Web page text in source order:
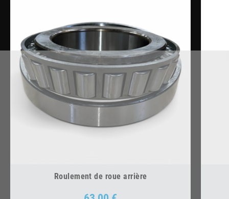
Roulement de roue arrière
Prix